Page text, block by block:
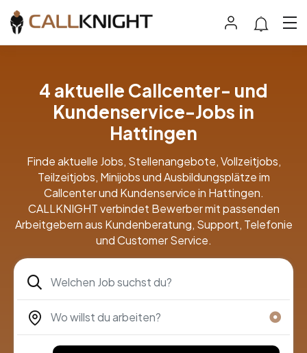
4 aktuelle Callcenter- und
Kundenservice-Jobs in
Hattingen
Finde aktuelle Jobs, Stellenangebote, Vollzeitjobs,
Teilzeitjobs, Minijobs und Ausbildungsplätze im
Callcenter und Kundenservice in Hattingen.
CALLKNIGHT verbindet Bewerber mit passenden
Arbeitgebern aus Kundenberatung, Support, Telefonie
und Customer Service.